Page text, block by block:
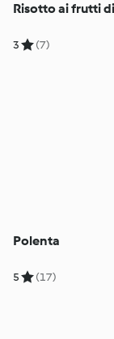
Risotto ai frutti
3 (7)
Polenta
5 (17)